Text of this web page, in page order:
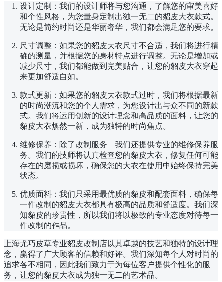
设计定制：我们的设计师将与您沟通，了解您的审美喜好
和个性风格，为您量身定制出独一无二的貂皮大衣款式。
无论是简约时尚还是华丽奢华，我们都会满足您的要求。
尺寸调整：如果您的貂皮大衣尺寸不合适，我们将进行精
确的测量，并根据您的身材特点进行调整。无论是增加或
减少尺寸，我们都能做到完美贴合，让您的貂皮大衣穿起
来更加舒适自如。
款式更新：如果您的貂皮大衣款式过时，我们将根据最新
的时尚潮流和您的个人需求，为您设计出与众不同的新款
式。我们将运用创新的设计理念和高品质的面料，让您的
貂皮大衣焕然一新，成为独特的时尚焦点。
维修保养：除了改制服务，我们还提供专业的维修保养服
务。我们的技师将认真检查您的貂皮大衣，修复任何可能
存在的磨损或损坏，确保您的大衣在使用中始终保持完美
状态。
优质面料：我们只采用最优质的貂皮和配套面料，确保每
一件改制的貂皮大衣都具有极高的品质和舒适度。我们深
知貂皮的珍贵性，所以我们将以极致的专业态度对待每一
件改制的作品。
上海尤巧皮草专业貂皮改制店以其卓越的技艺和独特的设计理
念，赢得了广大顾客的信赖和好评。我们深知每个人对时尚的
追求各不相同，因此我们致力于为每位客户提供个性化的服
务，让您的貂皮大衣成为独一无二的艺术品。